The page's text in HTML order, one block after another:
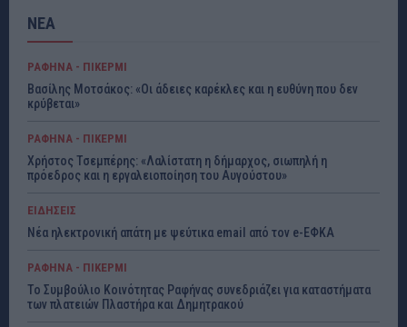
ΝΕΑ
ΡΑΦΗΝΑ - ΠΙΚΕΡΜΙ
Βασίλης Μοτσάκος: «Οι άδειες καρέκλες και η ευθύνη που δεν
κρύβεται»
ΡΑΦΗΝΑ - ΠΙΚΕΡΜΙ
Χρήστος Τσεμπέρης: «Λαλίστατη η δήμαρχος, σιωπηλή η
πρόεδρος και η εργαλειοποίηση του Αυγούστου»
ΕΙΔΗΣΕΙΣ
Νέα ηλεκτρονική απάτη με ψεύτικα email από τον e-ΕΦΚΑ
ΡΑΦΗΝΑ - ΠΙΚΕΡΜΙ
Το Συμβούλιο Κοινότητας Ραφήνας συνεδριάζει για καταστήματα
των πλατειών Πλαστήρα και Δημητρακού